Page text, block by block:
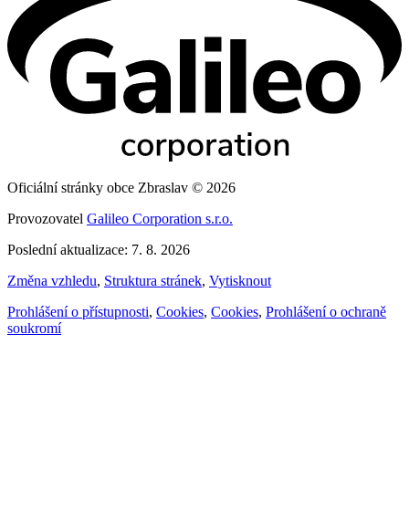
Oficiální stránky obce Zbraslav © 2026
Provozovatel Galileo Corporation s.r.o.
Poslední aktualizace: 7. 8. 2026
Změna vzhledu, Struktura stránek, Vytisknout
Prohlášení o přístupnosti, Cookies, Cookies, Prohlášení o ochraně
soukromí